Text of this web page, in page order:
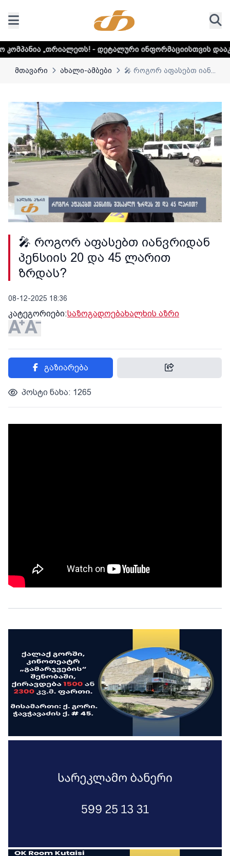
- დეტალური ინფორმაციისთვის დააკლიკეთ ლინკს
მთავარი ახალი-ამბები 🎤 როგორ აფასებთ იან...
🎤 როგორ აფასებთ იანვრიდან
პენსიის 20 და 45 ლარით
ზრდას?
08-12-2025 18:36
კატეგორიები:საზოგადოებახალხის აზრი
გაზიარება
პოსტი ნახა: 1265